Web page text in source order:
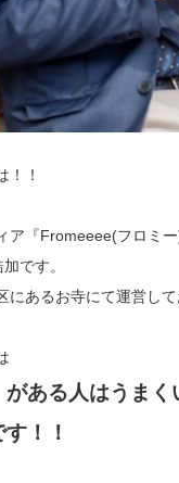
！！
ア『Fromeeee(フロミ
です。
にあるお寺にて運営し
がある人はうま
！！